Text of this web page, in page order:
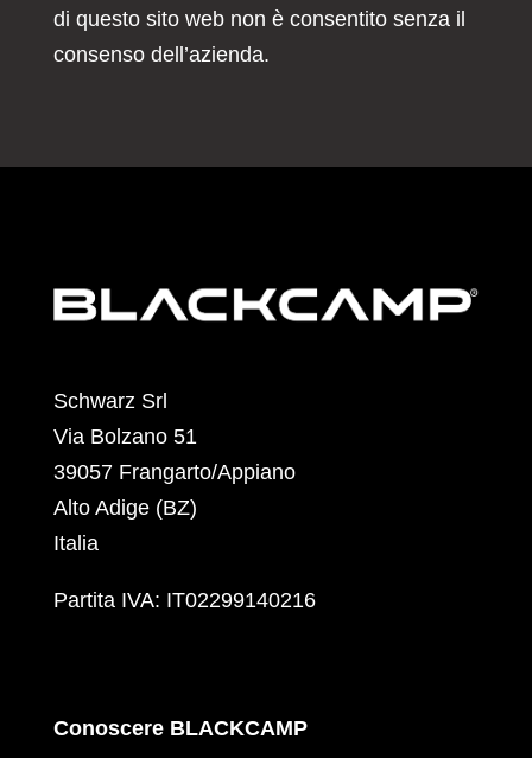
di questo sito web non è consentito senza il
consenso dell’azienda.
Schwarz Srl
Via Bolzano 51
39057 Frangarto/Appiano
Alto Adige (BZ)
Italia
Partita IVA: IT02299140216
Conoscere BLACKCAMP